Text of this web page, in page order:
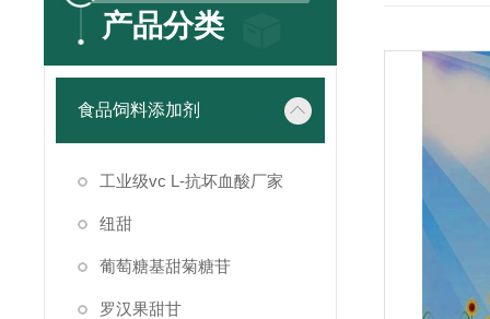
产品分类
食品饲料添加剂
工业级vc L-抗坏血酸厂家
纽甜
葡萄糖基甜菊糖苷
罗汉果甜甘